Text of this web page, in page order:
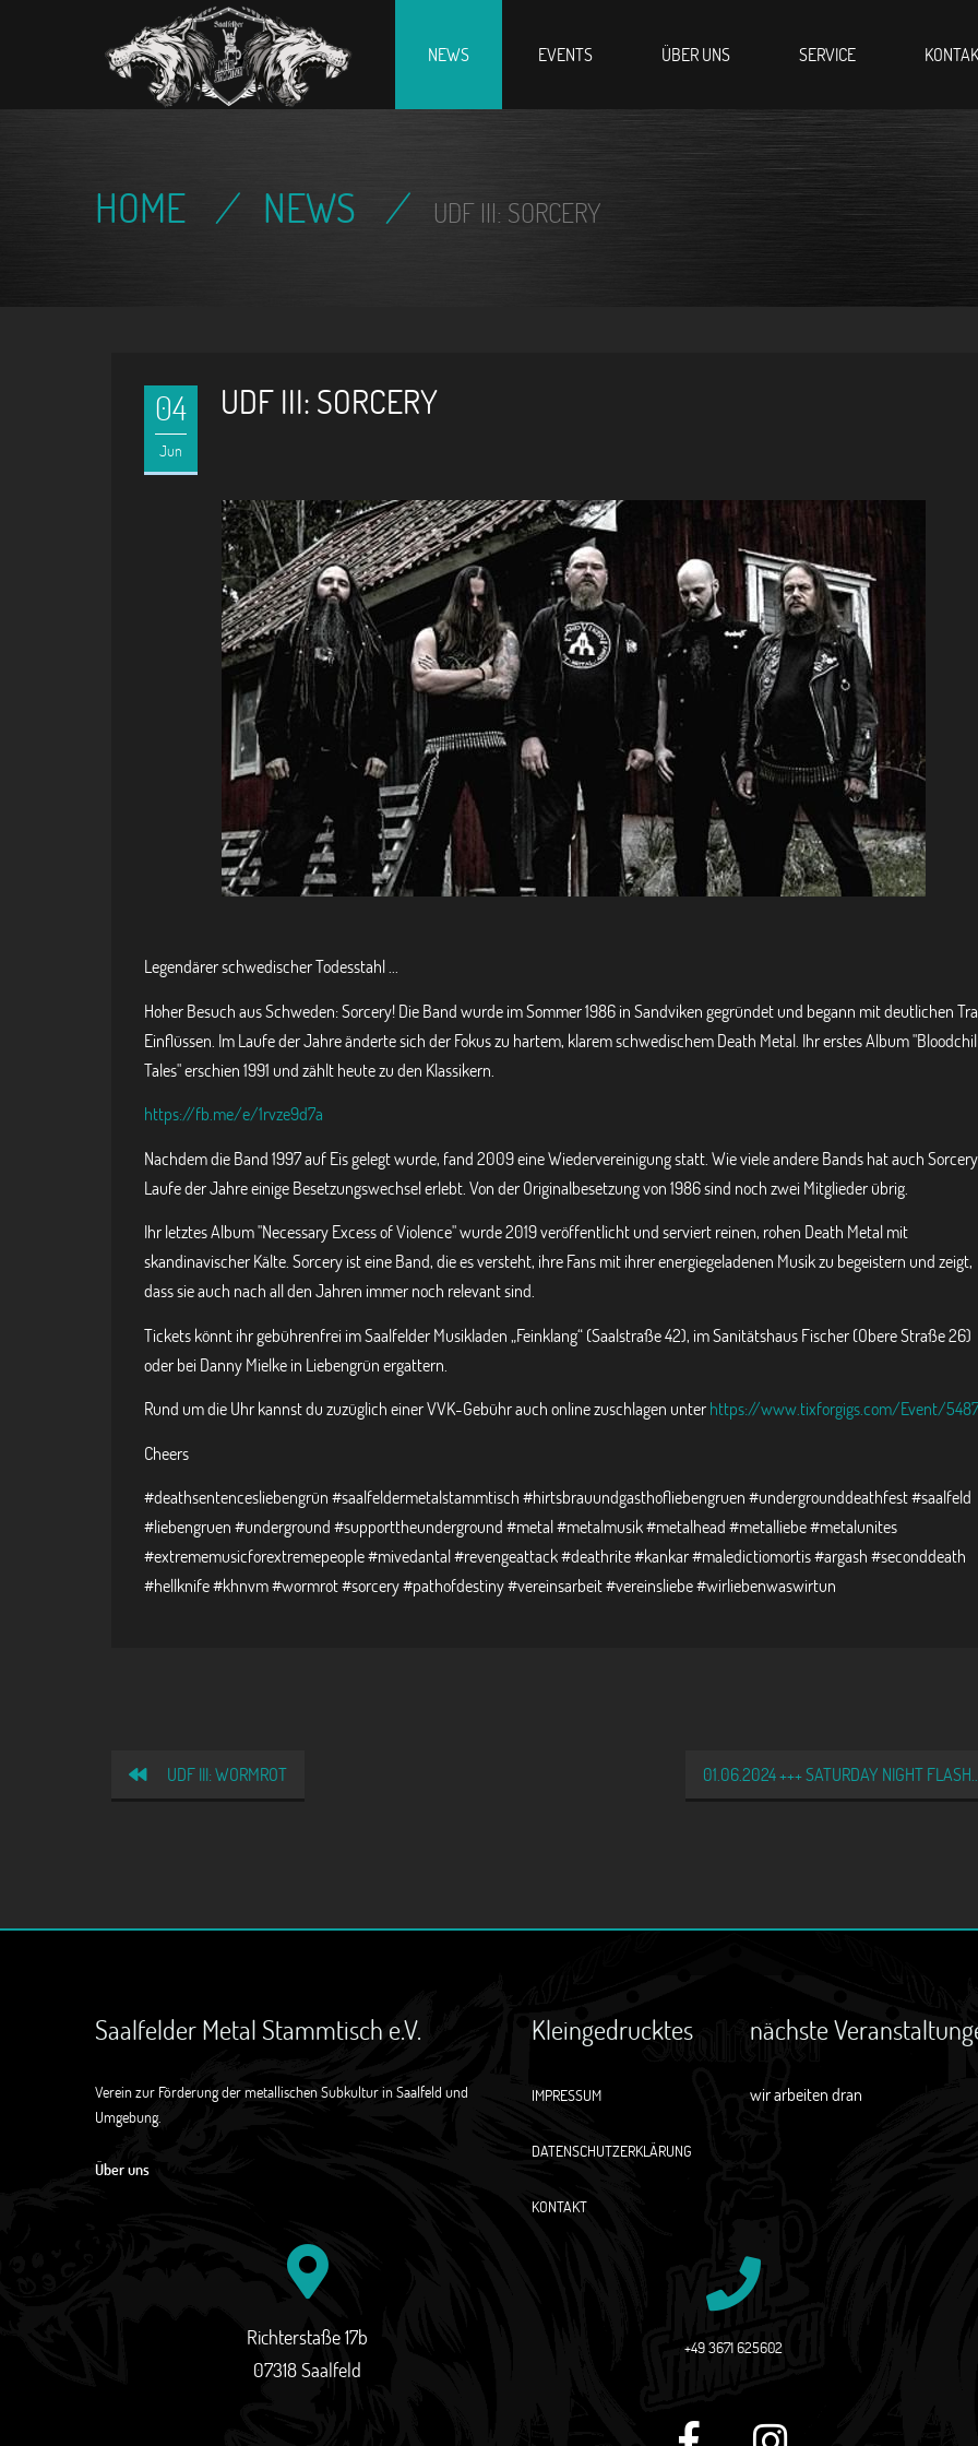
Home NEWS EVENTS ÜBER UNS SERVICE
HOME / NEWS / UDF III: SORCERY
04
Jun
UDF III: SORCERY
Legendärer schwedischer Todesstahl ...
Hoher Besuch aus Schweden: Sorcery! Die Band wurde im Sommer 1986 in Sandviken gegründet und begann mit deutlichen
Einflüssen. Im Laufe der Jahre änderte sich der Fokus zu hartem, klarem schwedischem Death Metal. Ihr erstes Album
Tales" erschien 1991 und zählt heute zu den Klassikern.
https://fb.me/e/1rvze9d7a
Nachdem die Band 1997 auf Eis gelegt wurde, fand 2009 eine Wiedervereinigung statt. Wie viele andere Bands hat auch
Laufe der Jahre einige Besetzungswechsel erlebt. Von der Originalbesetzung von 1986 sind noch zwei Mitglieder übrig.
Ihr letztes Album "Necessary Excess of Violence" wurde 2019 veröffentlicht und serviert reinen, rohen Death Metal mit
skandinavischer Kälte. Sorcery ist eine Band, die es versteht, ihre Fans mit ihrer energiegeladenen Musik zu begeistern und zeigt,
dass sie auch nach all den Jahren immer noch relevant sind.
Tickets könnt ihr gebührenfrei im Saalfelder Musikladen „Feinklang“ (Saalstraße 42), im Sanitätshaus Fischer (Obere Straße 26)
oder bei Danny Mielke in Liebengrün ergattern.
Rund um die Uhr kannst du zuzüglich einer VVK-Gebühr auch online zuschlagen unterhttps://www.tixforgigs.com/Event/
Cheers
#deathsentencesliebengrün #saalfeldermetalstammtisch #hirtsbrauundgasthofliebengruen #undergrounddeathfest #saalfeld
#liebengruen #underground #supporttheunderground #metal #metalmusik #metalhead #metalliebe #metalunites
#extrememusicforextremepeople #mivedantal #revengeattack #deathrite #kankar #maledictiomortis #argash #seconddeath
#hellknife #khnvm #wormrot #sorcery #pathofdestiny #vereinsarbeit #vereinsliebe #wirliebenwaswirtun
UDF III: WORMROT 01.06.2024 +++ SATURDAY NIGHT
Saalfelder Metal Stammtisch e.V.
Verein zur Förderung der metallischen Subkultur in Saalfeld und
Umgebung.
Über uns
Kleingedrucktes
IMPRESSUM
DATENSCHUTZERKLÄRUNG
KONTAKT
nächste
wir arbeiten dran
Richterstaße 17b
07318 Saalfeld
+49 3671 625602